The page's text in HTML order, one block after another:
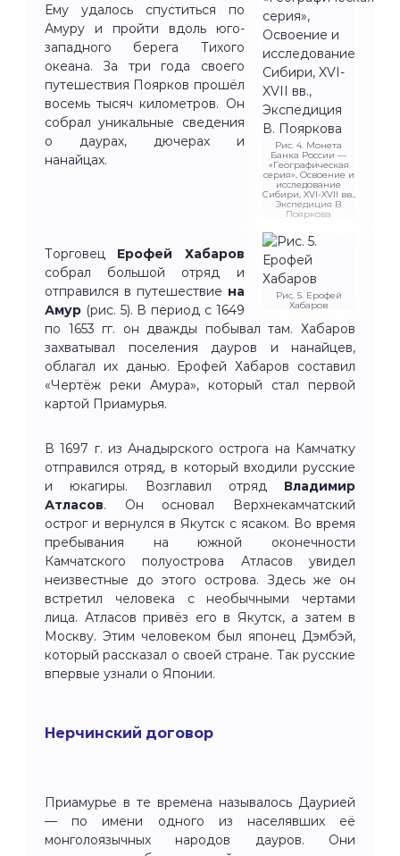
Рис. 4. Монета
Банка России —
«Географическая
серия», Освоение и
исследование
Сибири, XVI-XVII вв.,
Экспедиция В.
Пояркова
Ему удалось спуститься по
Амуру и пройти вдоль юго-
западного берега Тихого
океана. За три года своего
путешествия Поярков прошёл
восемь тысяч километров. Он
собрал уникальные сведения
о даурах, дючерах и
нанайцах.
Рис. 5. Ерофей
Хабаров
Торговец Ерофей Хабаров
собрал большой отряд и
отправился в путешествие на
Амур (рис. 5). В период с 1649
по 1653 гг. он дважды побывал там. Хабаров
захватывал поселения дауров и нанайцев,
облагал их данью. Ерофей Хабаров составил
«Чертёж реки Амура», который стал первой
картой Приамурья.
В 1697 г. из Анадырского острога на Камчатку
отправился отряд, в который входили русские
и юкагиры. Возглавил отряд Владимир
Атласов. Он основал Верхнекамчатский
острог и вернулся в Якутск с ясаком. Во время
пребывания на южной оконечности
Камчатского полуострова Атласов увидел
неизвестные до этого острова. Здесь же он
встретил человека с необычными чертами
лица. Атласов привёз его в Якутск, а затем в
Москву. Этим человеком был японец Дэмбэй,
который рассказал о своей стране. Так русские
впервые узнали о Японии.
Нерчинский договор
Приамурье в те времена называлось Даурией
— по имени одного из населявших её
монголоязычных народов дауров. Они